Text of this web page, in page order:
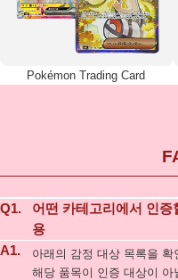
Pokémon Trading Card
Q1.
어떤 카테고리에서 인
용
A1.
아래의 감정 대상 목록을 확
해당 품목이 인증 대상이